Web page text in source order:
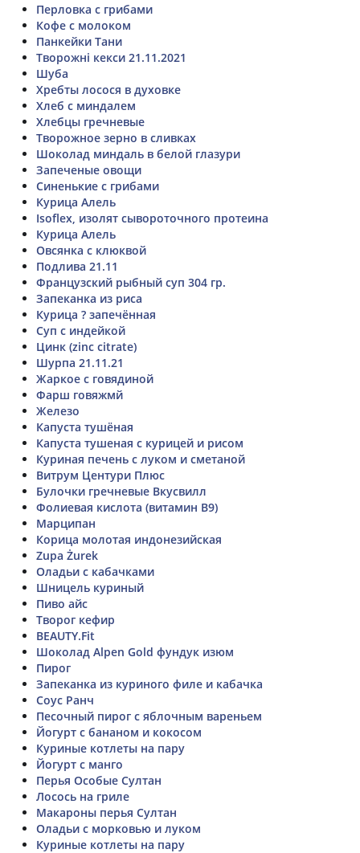
Перловка с грибами
Кофе с молоком
Панкейки Тани
Творожні кекси 21.11.2021
Шуба
Хребты лосося в духовке
Хлеб с миндалем
Хлебцы гречневые
Творожное зерно в сливках
Шоколад миндаль в белой глазури
Запеченые овощи
Синенькие с грибами
Курица Алель
Isoflex, изолят сывороточного протеина
Курица Алель
Овсянка с клюквой
Подлива 21.11
Французский рыбный суп 304 гр.
Запеканка из риса
Курица ? запечённая
Суп с индейкой
Цинк (zinc citrate)
Шурпа 21.11.21
Жаркое с говядиной
Фарш говяжмй
Железо
Капуста тушёная
Капуста тушеная с курицей и рисом
Куриная печень с луком и сметаной
Витрум Центури Плюс
Булочки гречневые Вкусвилл
Фолиевая кислота (витамин B9)
Марципан
Корица молотая индонезийская
Zupa Żurek
Оладьи с кабачками
Шницель куриный
Пиво айс
Творог кефир
BEAUTY.Fit
Шоколад Alpen Gold фундук изюм
Пирог
Запеканка из куриного филе и кабачка
Соус Ранч
Песочный пирог с яблочным вареньем
Йогурт с бананом и кокосом
Куриные котлеты на пару
Йогурт с манго
Перья Особые Султан
Лосось на гриле
Макароны перья Султан
Оладьи с морковью и луком
Куриные котлеты на пару